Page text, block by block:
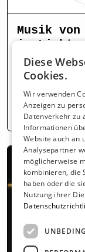
Musik
im
String
Samstag 19.
Diese
Cookies.
Wir verwenden
Anzeigen zu
Datenverkehr zu
Informationen
Website auch an
Analysepartner
möglicherweise
kombinieren, die
haben oder die
Nutzung ihrer